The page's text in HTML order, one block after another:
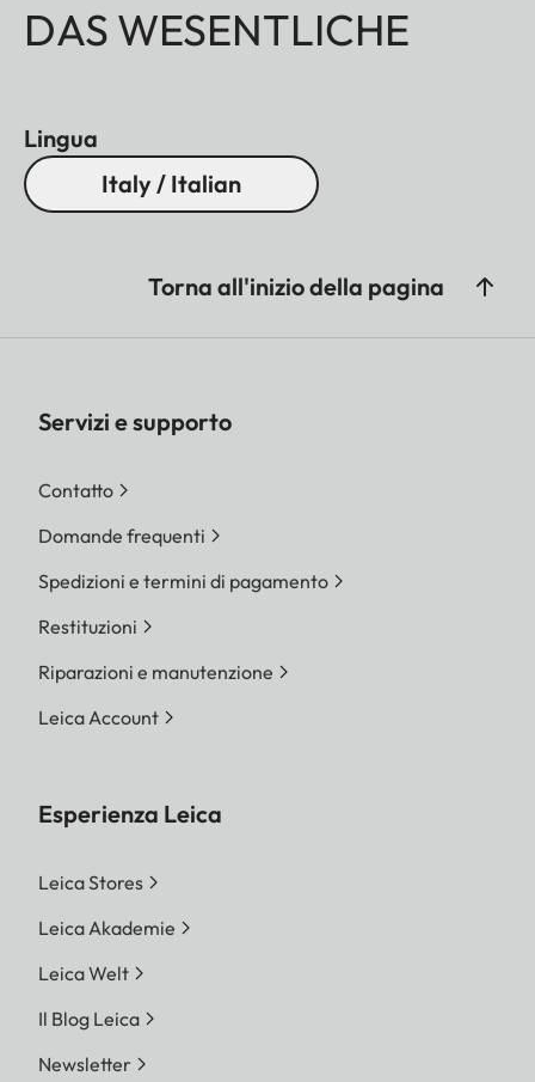
DAS WESENTLICHE
Lingua
Italy / Italian
Torna all'inizio della pagina
Servizi e supporto
Contatto
Domande frequenti
Spedizioni e termini di pagamento
Restituzioni
Riparazioni e manutenzione
Leica Account
Esperienza Leica
Leica Stores
Leica Akademie
Leica Welt
Il Blog Leica
Newsletter